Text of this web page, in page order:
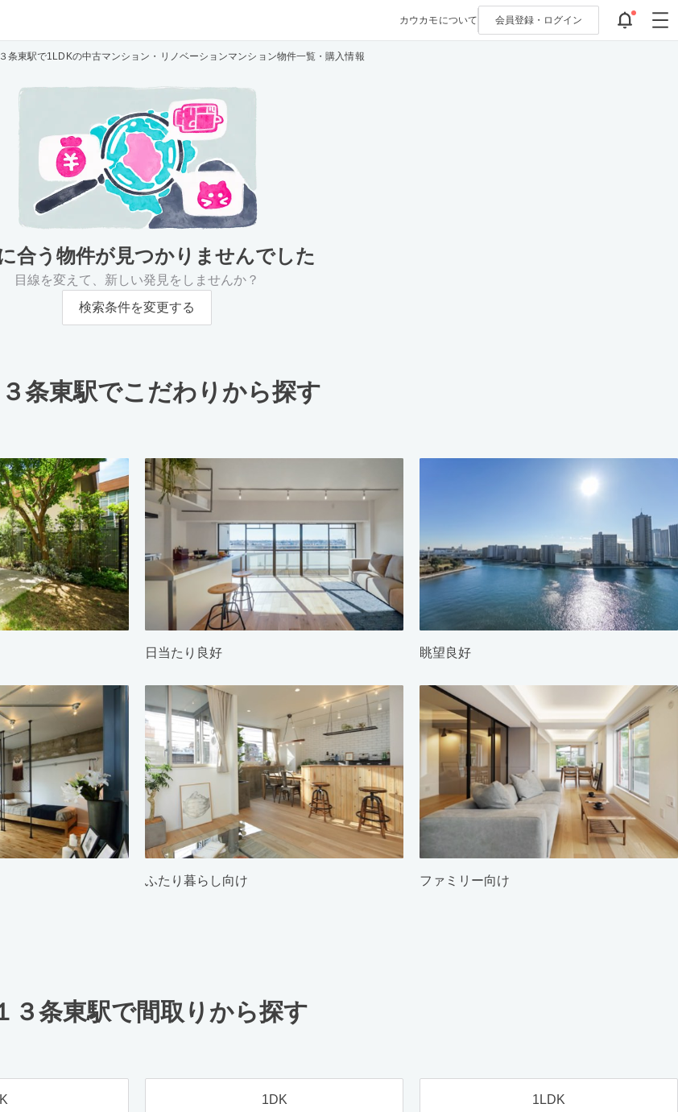
カウカモについて 会員登録・ ログイン
条東駅で1LDKの中古マンション・リノベーションマンション物件一覧・購入情報
合う物件が見つかりませんでした
目線を変えて、新しい発見をしませんか？
検索条件を変更する
条東駅でこだわりから探す
日当たり良好 眺望良好
ふたり暮らし向け ファミリー向け
３条東駅で間取りから探す
1DK 1LDK